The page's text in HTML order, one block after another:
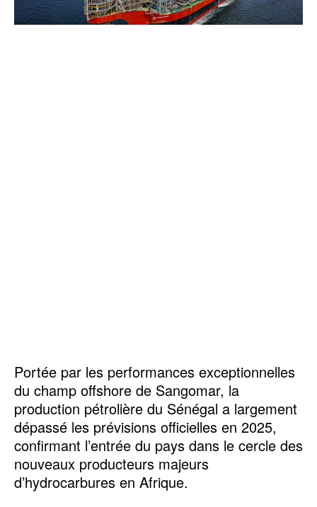
Portée par les performances exceptionnelles
du champ offshore de Sangomar, la
production pétrolière du Sénégal a largement
dépassé les prévisions officielles en 2025,
confirmant l’entrée du pays dans le cercle des
nouveaux producteurs majeurs
d’hydrocarbures en Afrique.